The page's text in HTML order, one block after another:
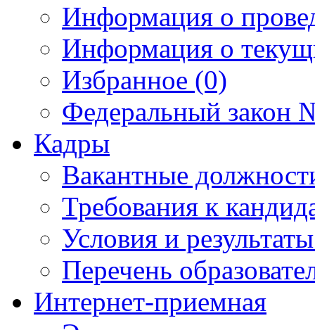
Информация о
Информация о
Избранное (0)
Федеральный закон
Кадры
Вакантные
Требования к
Условия и
Перечень
Интернет-приемная